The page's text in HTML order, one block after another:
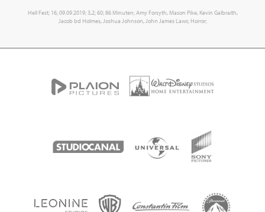
Hell Fest; 16; 09.09.2019; 3,2; 60; 86 Minuten; Amy Forsyth, Mason Pike, Kevin Galbraith,
Jacob bd Holmes, Joshua Johnson, John James Laws; Horror;